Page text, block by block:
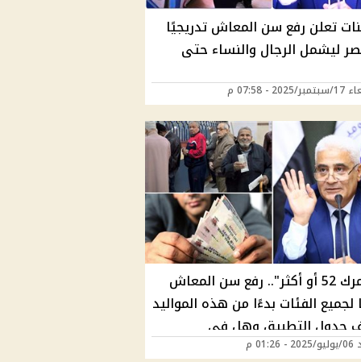
تعلن رفع سن المعاش تدريجيًا
ليشمل الرجال والنساء حتى
- 07:58 م
"لو عمرك 52 أو أكثر".. رفع سن المعاش
لجميع الفئات بدءًا من هذه المواليد
جدول التطبيق وهل في
م